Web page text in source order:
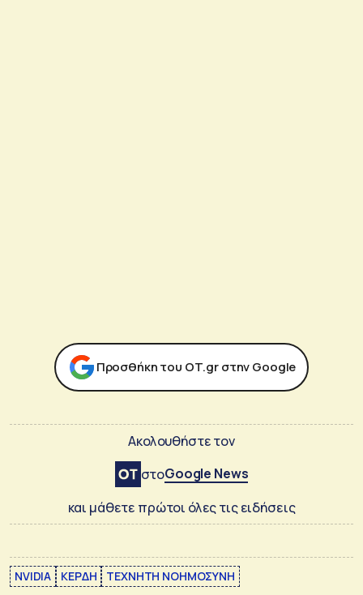
Προσθήκη του ΟΤ.gr στην Google
Ακολουθήστε τον
στοGoogle News
και μάθετε πρώτοι όλες τις ειδήσεις
NVIDIA ΚΕΡΔΗ ΤΕΧΝΗΤΗ ΝΟΗΜΟΣΥΝΗ